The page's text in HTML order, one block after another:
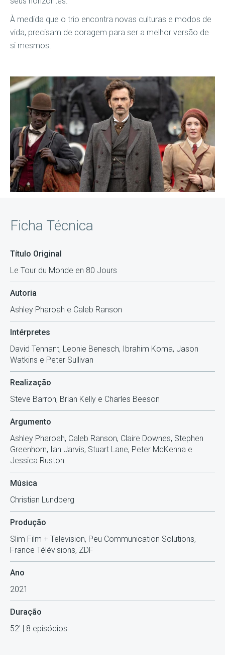
À medida que o trio encontra novas culturas e modos de
vida, precisam de coragem para ser a melhor versão de
si mesmos.
Ficha Técnica
Título Original
Le Tour du Monde en 80 Jours
Autoria
Ashley Pharoah e Caleb Ranson
Intérpretes
David Tennant, Leonie Benesch, Ibrahim Koma, Jason
Watkins e Peter Sullivan
Realização
Steve Barron, Brian Kelly e Charles Beeson
Argumento
Ashley Pharoah, Caleb Ranson, Claire Downes, Stephen
Greenhorn, Ian Jarvis, Stuart Lane, Peter McKenna e
Jessica Ruston
Música
Christian Lundberg
Produção
Slim Film + Television, Peu Communication Solutions,
France Télévisions, ZDF
Ano
2021
Duração
52' | 8 episódios